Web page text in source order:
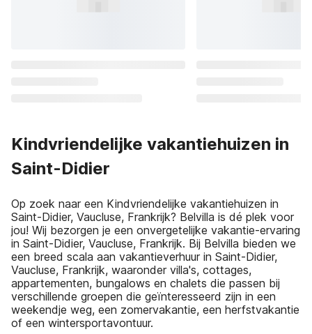
Kindvriendelijke vakantiehuizen in
Saint-Didier
Op zoek naar een Kindvriendelijke vakantiehuizen in
Saint-Didier, Vaucluse, Frankrijk? Belvilla is dé plek voor
jou! Wij bezorgen je een onvergetelijke vakantie-ervaring
in Saint-Didier, Vaucluse, Frankrijk. Bij Belvilla bieden we
een breed scala aan vakantieverhuur in Saint-Didier,
Vaucluse, Frankrijk, waaronder villa's, cottages,
appartementen, bungalows en chalets die passen bij
verschillende groepen die geïnteresseerd zijn in een
weekendje weg, een zomervakantie, een herfstvakantie
of een wintersportavontuur.